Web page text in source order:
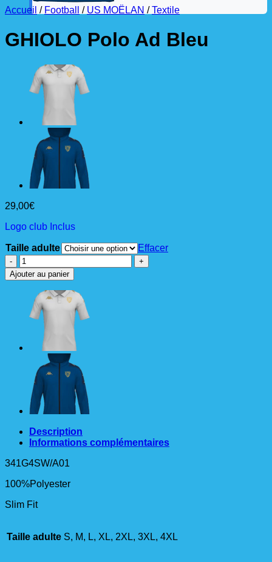
Accueil / Football / US MOËLAN / Textile
GHIOLO Polo Ad Bleu
29,00€
Logo club Inclus
Taille adulte
Effacer
quantité
de
GHIOLO
Polo
Bleu
Ajouter au panier
Description
Informations complémentaires
341G4SW/A01
100%Polyester
Slim Fit
Taille adulte S, M, L, XL, 2XL, 3XL, 4XL